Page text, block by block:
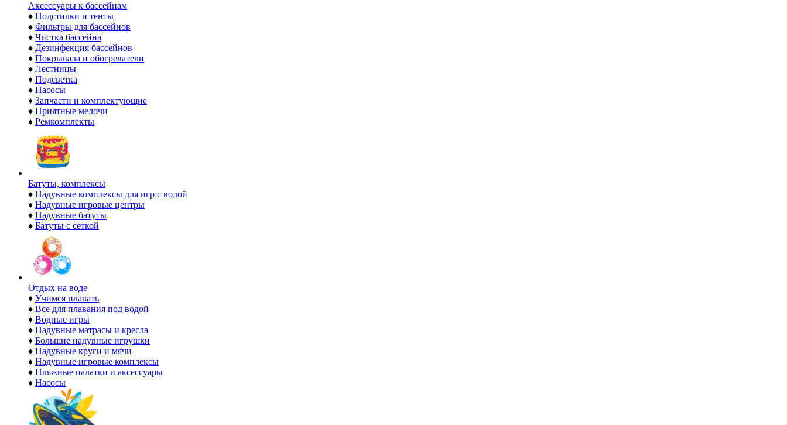
Аксессуары к бассейнам
♦ Подстилки и тенты
♦ Фильтры для бассейнов
♦ Чистка бассейна
♦ Дезинфекция бассейнов
♦ Покрывала и обогреватели
♦ Лестницы
♦ Подсветка
♦ Насосы
♦ Запчасти и комплектующие
♦ Приятные мелочи
♦ Ремкомплекты
Батуты, комплексы
♦ Надувные комплексы для игр с водой
♦ Надувные игровые центры
♦ Надувные батуты
♦ Батуты с сеткой
Отдых на воде
♦ Учимся плавать
♦ Все для плавания под водой
♦ Водные игры
♦ Надувные матрасы и кресла
♦ Большие надувные игрушки
♦ Надувные круги и мячи
♦ Надувные игровые комплексы
♦ Пляжные палатки и аксессуары
♦ Насосы